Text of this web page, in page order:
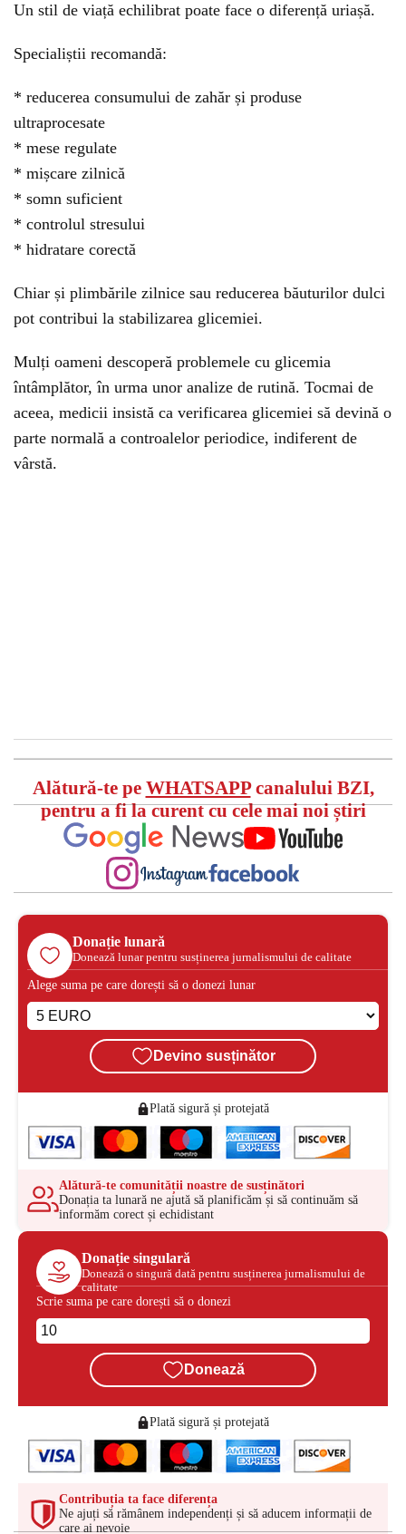
Un stil de viață echilibrat poate face o diferență uriașă.
Specialiștii recomandă:
* reducerea consumului de zahăr și produse
ultraprocesate
* mese regulate
* mișcare zilnică
* somn suficient
* controlul stresului
* hidratare corectă
Chiar și plimbările zilnice sau reducerea băuturilor dulci
pot contribui la stabilizarea glicemiei.
Mulți oameni descoperă problemele cu glicemia
întâmplător, în urma unor analize de rutină. Tocmai de
aceea, medicii insistă ca verificarea glicemiei să devină o
parte normală a controalelor periodice, indiferent de
vârstă.
Alătură-te pe WHATSAPPcanalului BZI,
pentru a fi la curent cu cele mai noi știri
Donație lunară
Donează lunar pentru susținerea jurnalismului de calitate
Alege suma pe care dorești să o donezi lunar
Devino susținător
Plată sigură și protejată
Alătură-te comunității noastre de susținători
Donația ta lunară ne ajută să planificăm și să continuăm să
informăm corect și echidistant
Donație singulară
Donează o singură dată pentru susținerea jurnalismului de
calitate
Scrie suma pe care dorești să o donezi
Donează
Plată sigură și protejată
Contribuția ta face diferența
Ne ajuți să rămânem independenți și să aducem informații de
care ai nevoie